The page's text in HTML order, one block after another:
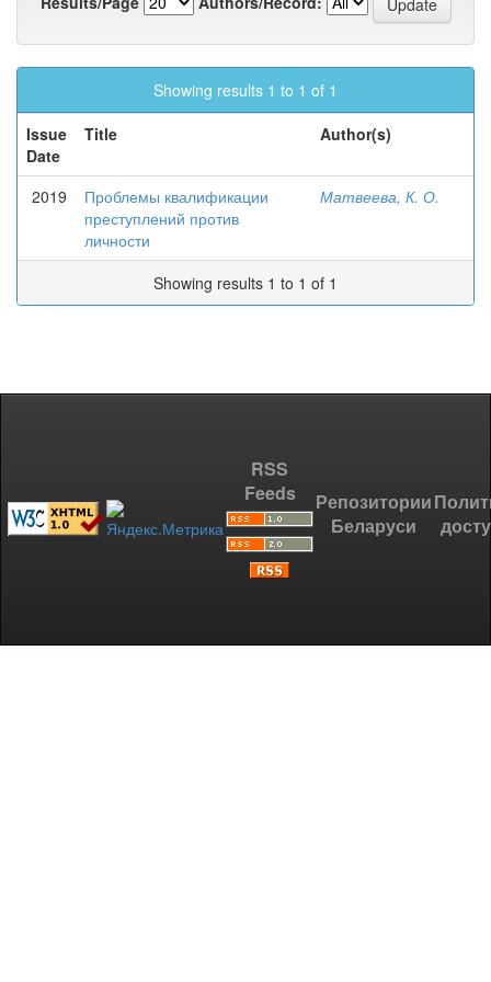
Showing results 1 to 1 of 1
Issue
Date
Title Author(s)
2019
Проблемы квалификации
преступлений против
личности
Матвеева, К. О.
Showing results 1 to 1 of 1
RSS
Feeds
Репозитории
Беларуси